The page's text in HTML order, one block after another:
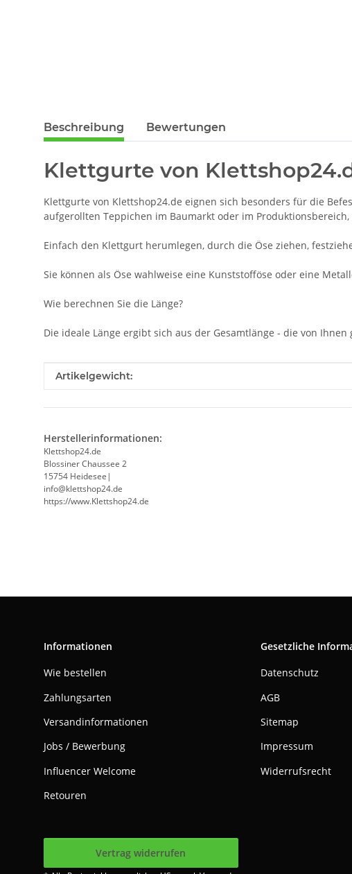
Beschreibung Bewertungen
Klettgurte von
Klettgurte von Klettshop24.de eignen sich besonders für die
aufgerollten Teppichen im Baumarkt oder im
Einfach den Klettgurt herumlegen, durch die Öse ziehen,
Sie können als Öse wahlweise eine Kunststofföse oder eine
Wie berechnen Sie die Länge?
Die ideale Länge ergibt sich aus der Gesamtlänge - die von
Produkteigenschaft
Wert
Artikelgewicht:
Herstellerinformationen:
Klettshop24.de
Blossiner Chaussee 2
15754 Heidesee|
info@klettshop24.de
https://www.Klettshop24.de
Informationen
Wie bestellen
Zahlungsarten
Versandinformationen
Jobs / Bewerbung
Influencer Welcome
Retouren
Gesetzliche
Datenschutz
AGB
Sitemap
Impressum
Widerrufsrecht
Vertrag widerrufen